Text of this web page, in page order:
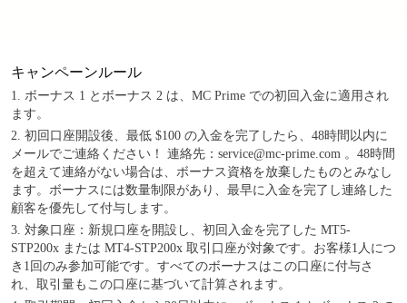
キャンペーンルール
1. ボーナス 1 とボーナス 2 は、MC Prime での初回入金に適用され
ます。
2. 初回口座開設後、最低 $100 の入金を完了したら、48時間以内に
メールでご連絡ください！ 連絡先：service@mc-prime.com 。48時間
を超えて連絡がない場合は、ボーナス資格を放棄したものとみなし
ます。ボーナスには数量制限があり、最早に入金を完了し連絡した
顧客を優先して付与します。
3. 対象口座：新規口座を開設し、初回入金を完了した MT5-
STP200x または MT4-STP200x 取引口座が対象です。お客様1人につ
き1回のみ参加可能です。すべてのボーナスはこの口座に付与さ
れ、取引量もこの口座に基づいて計算されます。